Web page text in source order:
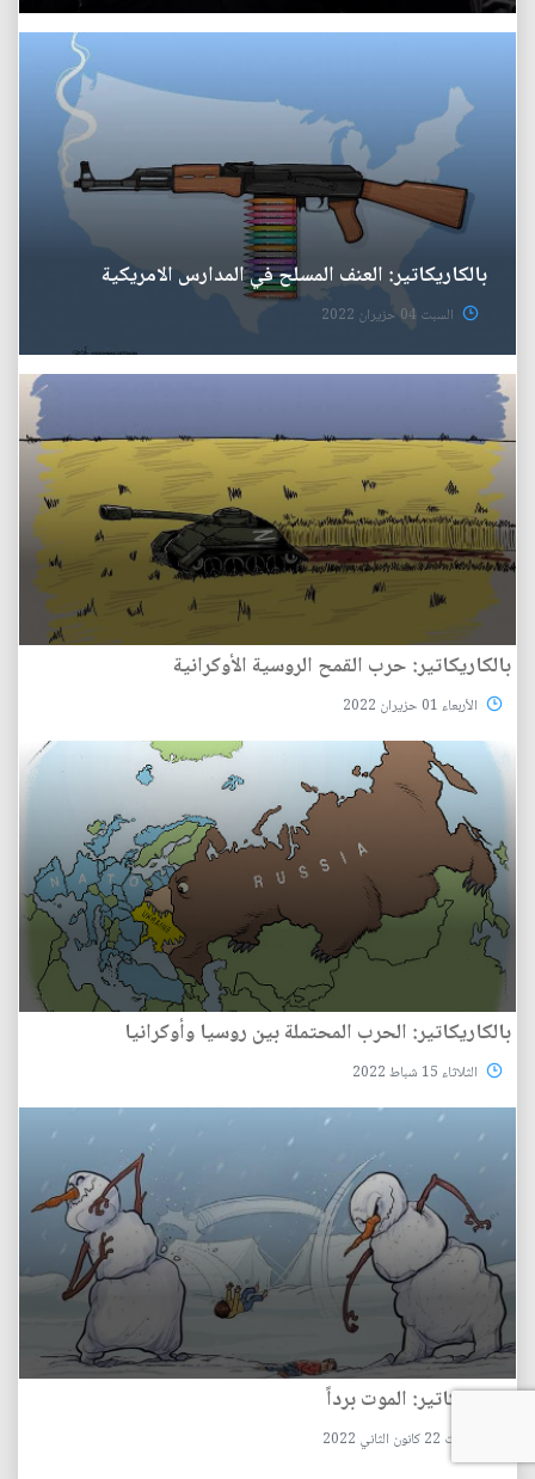
بالكاريكاتير: العنف المسلح في المدارس الامريكية
السبت 04 حزيران 2022
بالكاريكاتير: حرب القمح الروسية الأوكرانية
الأربعاء 01 حزيران 2022
بالكاريكاتير: الحرب المحتملة بين روسيا وأوكرانيا
الثلاثاء 15 شباط 2022
بالكاريكاتير: الموت برداً
السبت 22 كانون الثاني 2022